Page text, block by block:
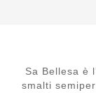
Sa Bellesa è
smalti